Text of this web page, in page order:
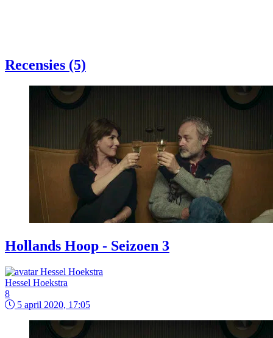
Recensies (5)
Hollands Hoop - Seizoen 3
Hessel Hoekstra
8
5 april 2020, 17:05